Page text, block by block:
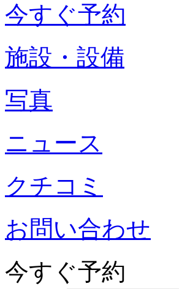
今すぐ予約
施設・設備
写真
ニュース
クチコミ
お問い合わせ
今すぐ予約